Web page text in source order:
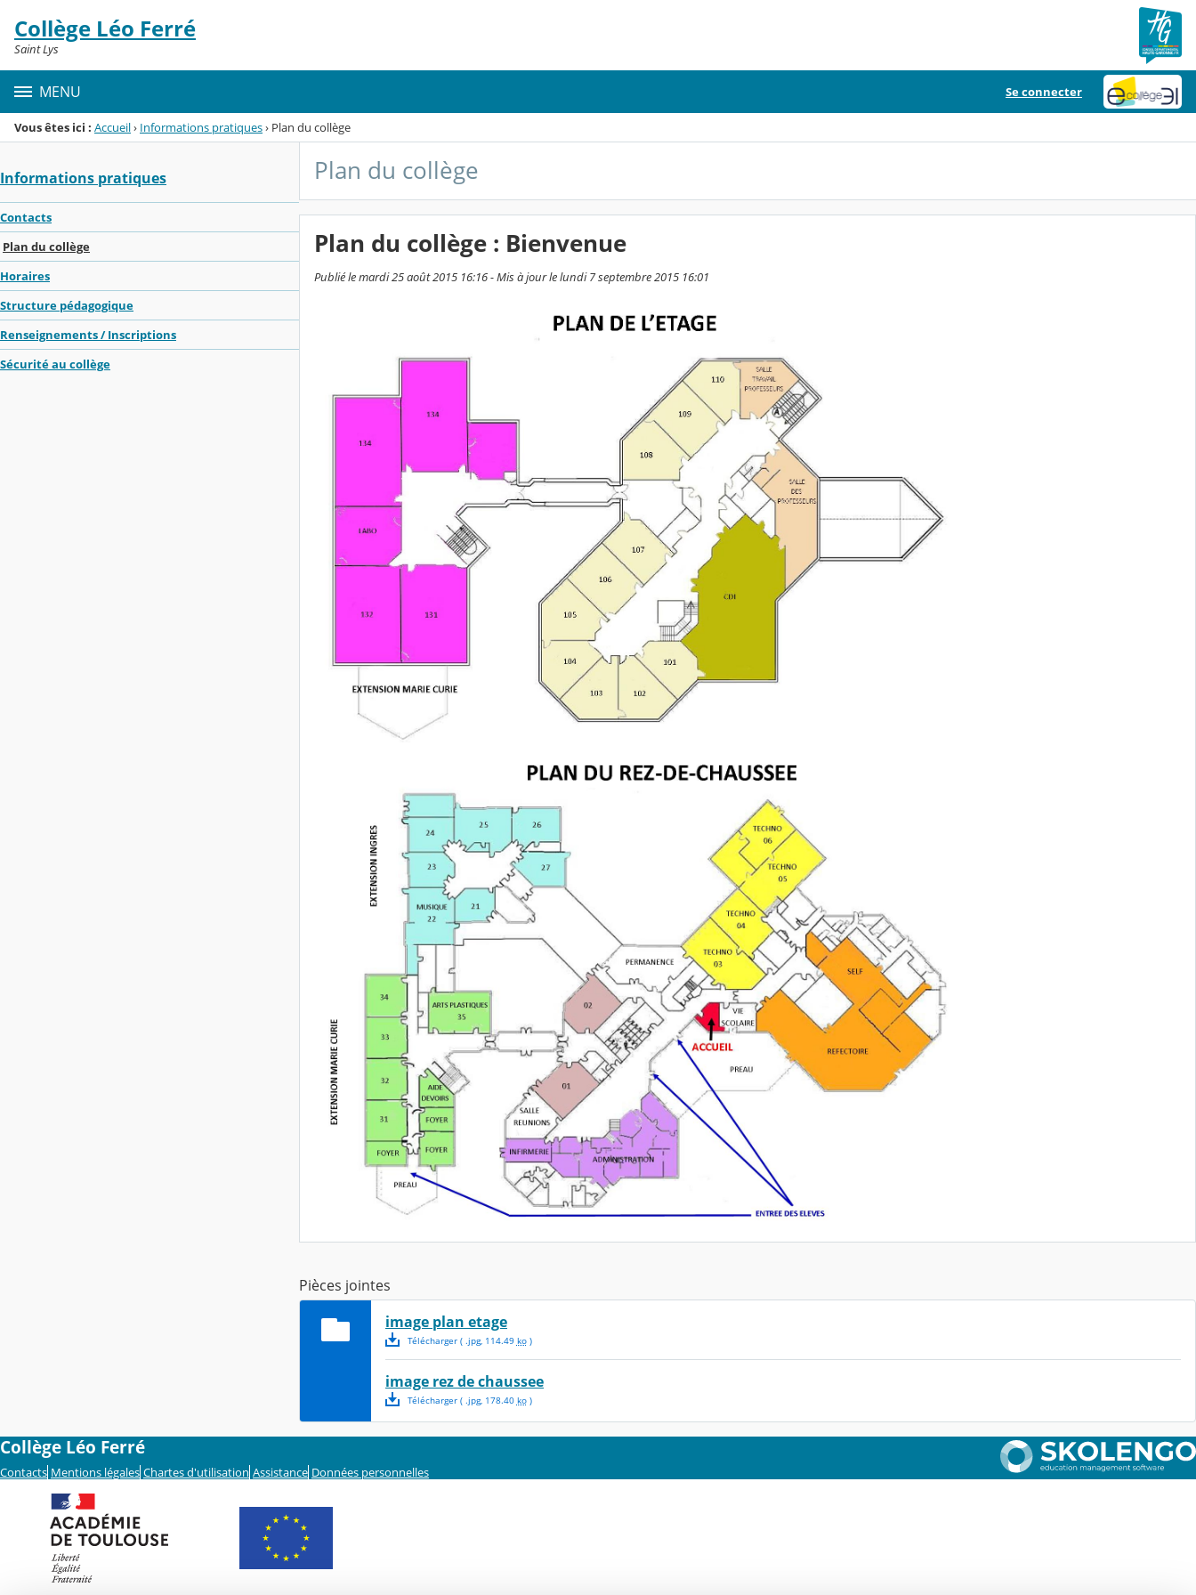
Menu de la rubrique
Contenu
Collège Léo Ferré
Saint Lys
MENU Se connecter
Vous êtes ici : Accueil› Informations pratiques› Plan du collège
Informations pratiques
Contacts
Plan du collège
Horaires
Structure pédagogique
Renseignements / Inscriptions
Sécurité au collège
Plan du collège
Plan du collège : Bienvenue
Publié le mardi 25 août 2015 16:16 - Mis à jour le lundi 7 septembre 2015 16:01
Pièces jointes
image plan etage
Télécharger( .jpg, 114.49 ko)
image rez de chaussee
Télécharger( .jpg, 178.40 ko)
Collège Léo Ferré
Contacts Mentions légales Chartes d'utilisation Assistance Données personnelles